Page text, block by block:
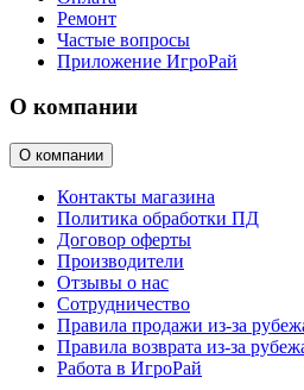
Ремонт
Частые вопросы
Приложение ИгроРай
О компании
О компании
Контакты магазина
Политика обработки ПД
Договор оферты
Производители
Отзывы о нас
Сотрудничество
Правила продажи из-за
Правила возврата из-за
Работа в ИгроРай